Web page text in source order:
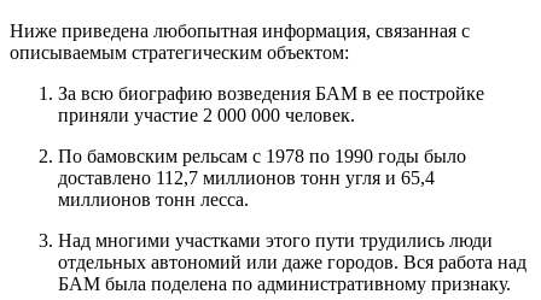
Ниже приведена любопытная информация, связанная с
описываемым стратегическим объектом:
За всю биографию возведения БАМ в ее постройке
приняли участие 2 000 000 человек.
По бамовским рельсам с 1978 по 1990 годы было
доставлено 112,7 миллионов тонн угля и 65,4
миллионов тонн лесса.
Над многими участками этого пути трудились люди
отдельных автономий или даже городов. Вся работа над
БАМ была поделена по административному признаку.